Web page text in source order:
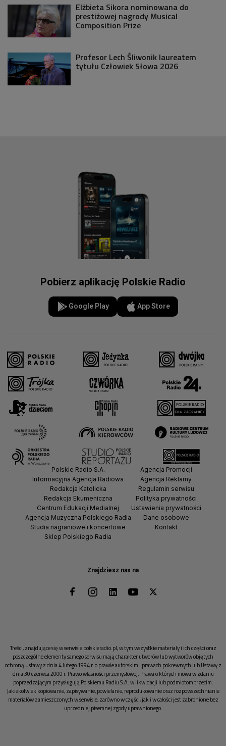
Elżbieta Sikora nominowana do
prestiżowej nagrody Musical
Composition Prize
Profesor Lech Śliwonik laureatem
tytułu Człowiek Słowa 2026
Pobierz aplikację Polskie Radio
Google Play App Store
Znajdziesz nas na
Polskie Radio S.A.
Informacyjna Agencja Radiowa
Redakcja Katolicka
Redakcja Ekumeniczna
Centrum Edukacji Medialnej
Agencja Muzyczna Polskiego Radia
Studia nagraniowe i koncertowe
Sklep Polskiego Radia
Agencja Promocji
Agencja Reklamy
Regulamin serwisu
Polityka prywatności
Ustawienia prywatności
Dane osobowe
Kontakt
Treści, znajdujące się w serwisie polskieradio.pl, w tym wszystkie materiały i ich części oraz
poszczególne elementy samego serwisu mają charakter utworów lub wytworów objętych
ochroną Ustawy z dnia 4 lutego 1994 r. o prawie autorskim i prawach pokrewnych lub Ustawy z
dnia 30 czerwca 2000 r. Prawo własności przemysłowej. Prawa o których mowa w zdaniu
poprzedzającym przysługują Polskiemu Radiu S.A. w likwidacji lub podmiotom trzecim.
Jakiekolwiek kopiowanie, zapisywanie, powielanie, reprodukowanie oraz rozpowszechnianie
materiałów zamieszczonych w serwisie, zarówno w części, jak i w całości jest zabronione bez
uprzedniej pisemnej zgody uprawnionego.